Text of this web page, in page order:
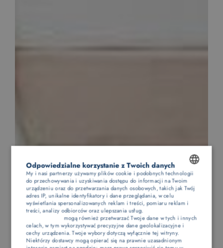
POLISH
ENGLISH
GERMAN
CZECH
Odpowiedzialne korzystanie z Twoich danych
My i nasi partnerzy używamy plików cookie i podobnych technologii
do przechowywania i uzyskiwania dostępu do informacji na Twoim
urządzeniu oraz do przetwarzania danych osobowych, takich jak Twój
adres IP, unikalne identyfikatory i dane przeglądania, w celu
wyświetlania spersonalizowanych reklam i treści, pomiaru reklam i
treści, analizy odbiorców oraz ulepszania usług.
mogą również przetwarzać Twoje dane w tych i innych
celach, w tym wykorzystywać precyzyjne dane geolokalizacyjne i
cechy urządzenia. Twoje wybory dotyczą wyłącznie tej witryny.
Niektórzy dostawcy mogą opierać się na prawnie uzasadnionym